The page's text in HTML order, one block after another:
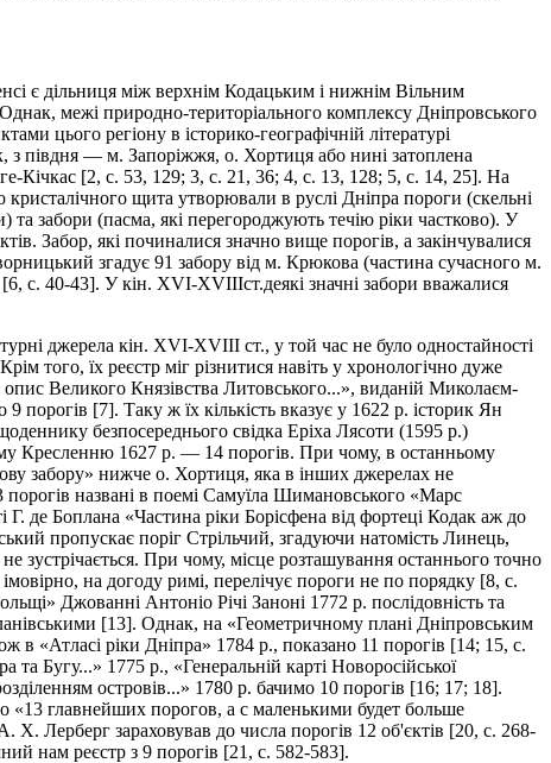
є дільниця між верхнім Кодацьким і нижнім Вільним
межі природно-територіального комплексу Дніпровського
цього регіону в історико-географічній літературі
з півдня — м. Запоріжжя, о. Хортиця або нині затоплена
Кічкас [2, с. 53, 129; 3, с. 21, 36; 4, с. 13, 128; 5, с. 14, 25]. На
кристалічного щита утворювали в руслі Дніпра пороги (скельні
та забори (пасма, які перегороджують течію ріки частково). У
Забор, які починалися значно вище порогів, а закінчувалися
згадує 91 забору від м. Крюкова (частина сучасного м.
с. 40-43]. У кін. ХVI-XVIIIст.деякі значні забори вважалися
джерела кін. ХVI-XVIII ст., у той час не було одностайності
того, їх реєстр міг різнитися навіть у хронологічно дуже
Великого Князівства Литовського...», виданій Миколаєм-
порогів [7]. Таку ж їх кількість вказує у 1622 р. історик Ян
безпосереднього свідка Еріха Лясоти (1595 р.)
Кресленню 1627 р. — 14 порогів. При чому, в останньому
забору» нижче о. Хортиця, яка в інших джерелах не
порогів названі в поемі Самуїла Шимановського «Марс
Г. де Боплана «Частина ріки Борісфена від фортеці Кодак аж до
пропускає поріг Стрільчий, згадуючи натомість Линець,
зустрічається. При чому, місце розташування останнього точно
на догоду римі, перелічує пороги не по порядку [8, с.
Джованні Антоніо Річі Заноні 1772 р. послідовність та
[13]. Однак, на «Геометричному плані Дніпровським
в «Атласі ріки Дніпра» 1784 р., показано 11 порогів [14; 15, с.
та Бугу...» 1775 р., «Генеральній карті Новоросійської
островів...» 1780 р. бачимо 10 порогів [16; 17; 18].
«13 главнейших порогов, а с маленькими будет больше
Х. Лерберг зараховував до числа порогів 12 об'єктів [20, с. 268-
нам реєстр з 9 порогів [21, с. 582-583].